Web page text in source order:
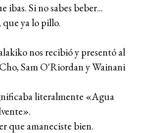
ibas. Si no sabes beber...
ya lo pillo.
nos recibió y presentó al
Sam O'Riordan y Wainani
literalmente «Agua
que amaneciste bien.